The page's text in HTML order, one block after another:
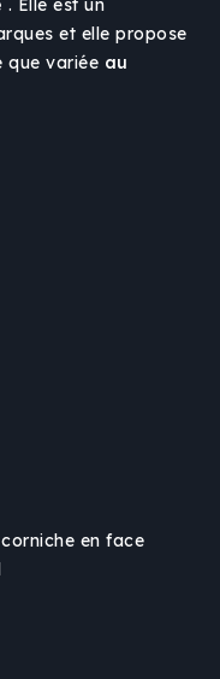
. Elle est un
et elle propose
que variée au
en face